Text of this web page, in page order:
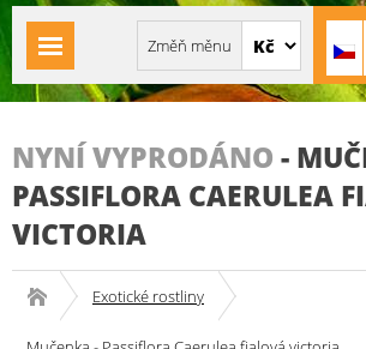
NYNÍ VYPRODÁNO -
PASSIFLORA CAERULEA
VICTORIA
Exotické rostliny